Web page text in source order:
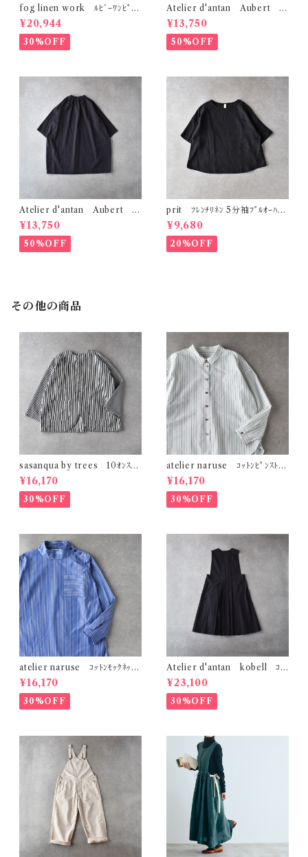
fog linen work ﾙﾋﾞｰﾜﾝﾋﾟｰｽ
(ｳﾞｨｵﾗｯｾ) LWA829
¥20,944
30%OFF
Atelier d'antan Aubert ｺｯ
ﾄﾝﾁｭﾆｯｸ (ﾌﾞﾗｯｸ)
¥13,750
50%OFF
Atelier d'antan Aubert ｺｯ
ﾄﾝﾁｭﾆｯｸ (ﾀﾞｰｸｸﾞﾚｰ)
¥13,750
50%OFF
prit ﾌﾚﾝﾁﾘﾈﾝ 5分袖ﾌﾟﾙｵｰﾊﾞｰ
(ｸﾛ) P82643
¥9,680
20%OFF
その他の商品
sasanqua by trees 10ｵﾝｽﾋｯ
ｺﾘｰｶﾊﾞｰｼﾞｬｹｯﾄ (Washed) A
N-319
¥16,170
30%OFF
atelier naruse ｺｯﾄﾝﾋﾟﾝｽﾄﾗｲ
ﾌﾟﾋﾞｯｸﾞｼﾙｴｯﾄｼｬﾂ (ｸﾞﾘｰﾝｽﾄﾗｲ
ﾌﾟ) F02086_B
¥16,170
30%OFF
atelier naruse ｺｯﾄﾝﾓｯｸﾈｯｸ
ﾌﾞﾗｳｽ ～ｽﾄﾗｲﾌﾟ～ (ﾌﾞﾙｰｽﾄﾗｲ
ﾌﾟ) F02089＿B
¥16,170
30%OFF
Atelier d'antan kobell ｺｯ
ﾄﾝﾄﾞﾚｽ (ﾀﾞｰｸｸﾞﾚｰ)
¥23,100
30%OFF